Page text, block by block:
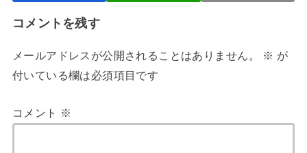
コメントを残す
メールアドレスが公開されることはありません。 ※ が
付いている欄は必須項目です
コメント ※